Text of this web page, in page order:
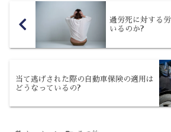
過労死に対する
いるのか?
当て逃げされた際の自動車保険の適用は
どうなっているの?